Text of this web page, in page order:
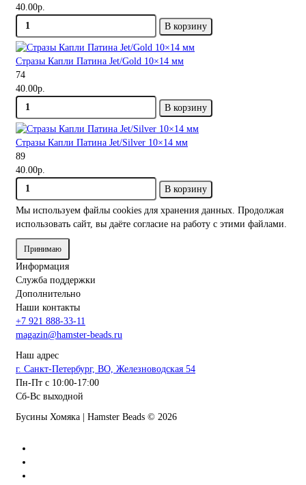
40.00р.
В корзину
Стразы Капли Патина Jet/Gold 10×14 мм
74
40.00р.
В корзину
Стразы Капли Патина Jet/Silver 10×14 мм
89
40.00р.
В корзину
Мы используем файлы cookies для хранения данных. Продолжая
использовать сайт, вы даёте согласие на работу с этими файлами.
Принимаю
Информация
Служба поддержки
Дополнительно
Наши контакты
+7 921 888-33-11
magazin@hamster-beads.ru
Наш адрес
г. Санкт-Петербург, ВО, Железноводская 54
Пн-Пт с 10:00-17:00
Сб-Вс выходной
Бусины Хомяка | Hamster Beads © 2026